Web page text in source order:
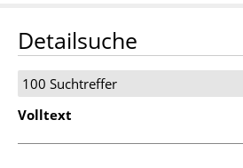
Detailsuche
100 Suchtreffer
Volltext